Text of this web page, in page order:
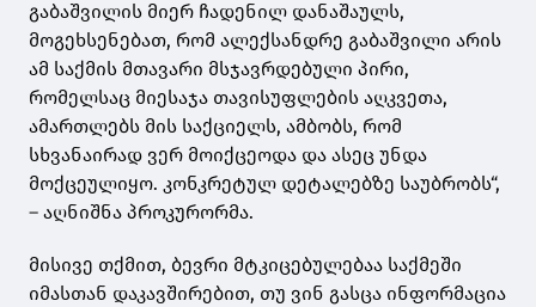
გაბაშვილის მიერ ჩადენილ დანაშაულს,
მოგეხსენებათ, რომ ალექსანდრე გაბაშვილი არის
ამ საქმის მთავარი მსჯავრდებული პირი,
რომელსაც მიესაჯა თავისუფლების აღკვეთა,
ამართლებს მის საქციელს, ამბობს, რომ
სხვანაირად ვერ მოიქცეოდა და ასეც უნდა
მოქცეულიყო. კონკრეტულ დეტალებზე საუბრობს“,
– აღნიშნა პროკურორმა.
მისივე თქმით, ბევრი მტკიცებულებაა საქმეში
იმასთან დაკავშირებით, თუ ვინ გასცა ინფორმაცია